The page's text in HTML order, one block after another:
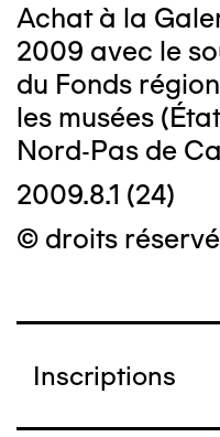
Achat à la
2009 avec le
du Fonds
les musées
Nord-Pas de
2009.8.1 (24)
© droits
Inscriptions